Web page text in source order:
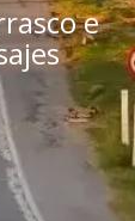
e